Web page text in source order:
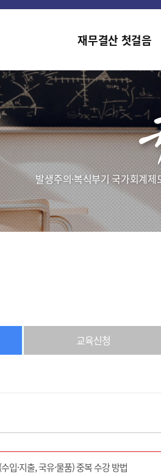
홈페이
재무결산 첫걸음
발생주의·복식부기 국가회계
교육신청
입·지출, 국유·물품) 중복 수강 방법